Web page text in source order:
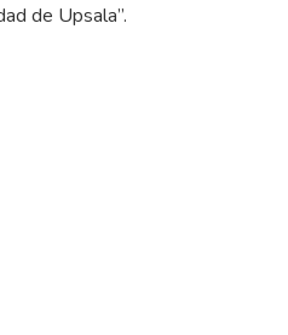
de Upsala”.